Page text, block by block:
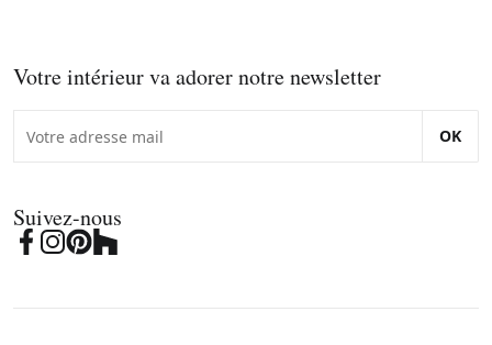
Votre intérieur va adorer notre newsletter
OK
Suivez-nous